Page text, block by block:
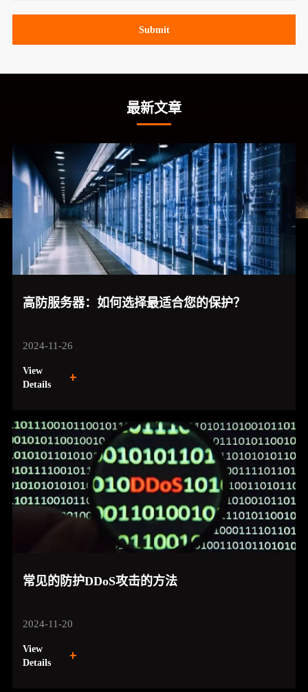
Submit
最新文章
高防服务器：如何选择最适合您的保护？
2024-11-26
View
Details
常见的防护DDoS攻击的方法
2024-11-20
View
Details